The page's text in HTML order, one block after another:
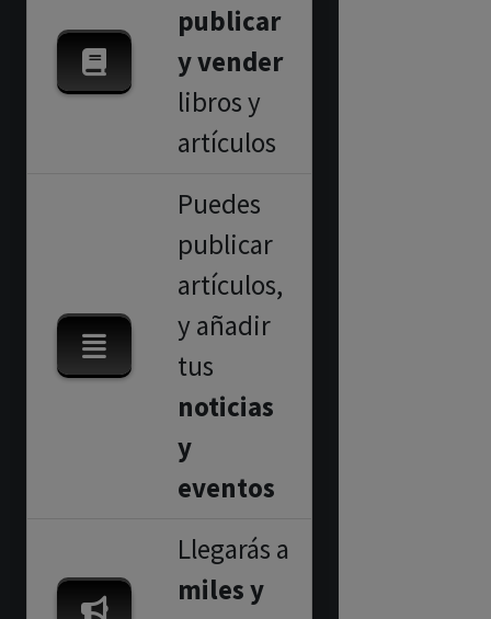
publicar
y vender
libros y
artículos
Puedes
publicar
artículos,
y añadir
tus
noticias
y
eventos
Llegarás a
miles y